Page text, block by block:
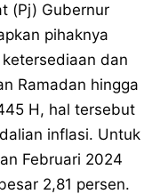
(Pj) Gubernur
pihaknya
dan
Ramadan hingga
H, hal tersebut
inflasi. Untuk
Februari 2024
2,81 persen.